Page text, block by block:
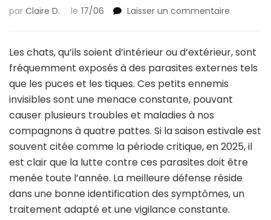
par Claire D. le 17/06 Laisser un commentaire
les
puces
et
tiques
le
chat
?
Les chats, qu’ils soient d’intérieur ou d’extérieur, sont
fréquemment exposés à des parasites externes tels
que les puces et les tiques. Ces petits ennemis
invisibles sont une menace constante, pouvant
causer plusieurs troubles et maladies à nos
compagnons à quatre pattes. Si la saison estivale est
souvent citée comme la période critique, en 2025, il
est clair que la lutte contre ces parasites doit être
menée toute l’année. La meilleure défense réside
dans une bonne identification des symptômes, un
traitement adapté et une vigilance constante.